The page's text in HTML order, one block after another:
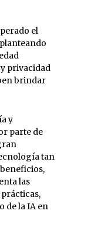
el
privacidad
brindar
y
parte de
tan
las
de la IA en